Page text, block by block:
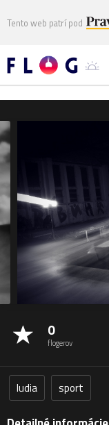
Tento web patrí pod
0
flogerov
ludia sport